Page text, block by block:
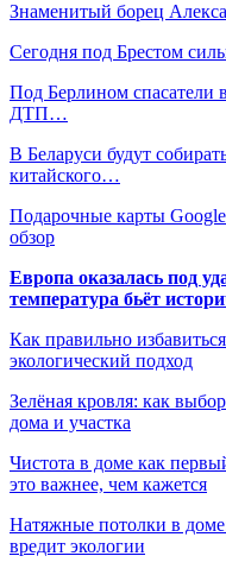
Знаменитый борец
Сегодня под Брестом
Под Берлином спасатели
ДТП…
В Беларуси будут
китайского…
Подарочные карты
обзор
Европа оказалась под
температура бьёт
Как правильно
экологический подход
Зелёная кровля: как
дома и участка
Чистота в доме как
это важнее, чем кажется
Натяжные потолки в
вредит экологии